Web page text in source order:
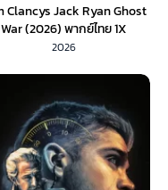
Clancys Jack Ryan Ghost
War (2026) พากย์ไทย 1X
2026